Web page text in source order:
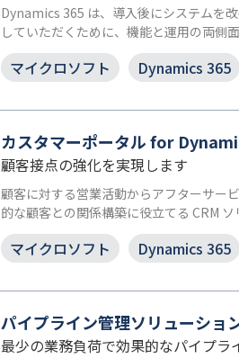
Dynamics 365 は、導入後にシステムを
していただくために、機能と運用の両側
マイクロソフト Dynamics 365
カスタマーポータル for
顧客接点の強化を実現します
顧客に対する営業活動からアフターサー
的な顧客との関係構築に役立てる CRM ソ
マイクロソフト Dynamics 365
パイプライン管理ソリューショ
最少の業務負荷で効果的なパイプラ